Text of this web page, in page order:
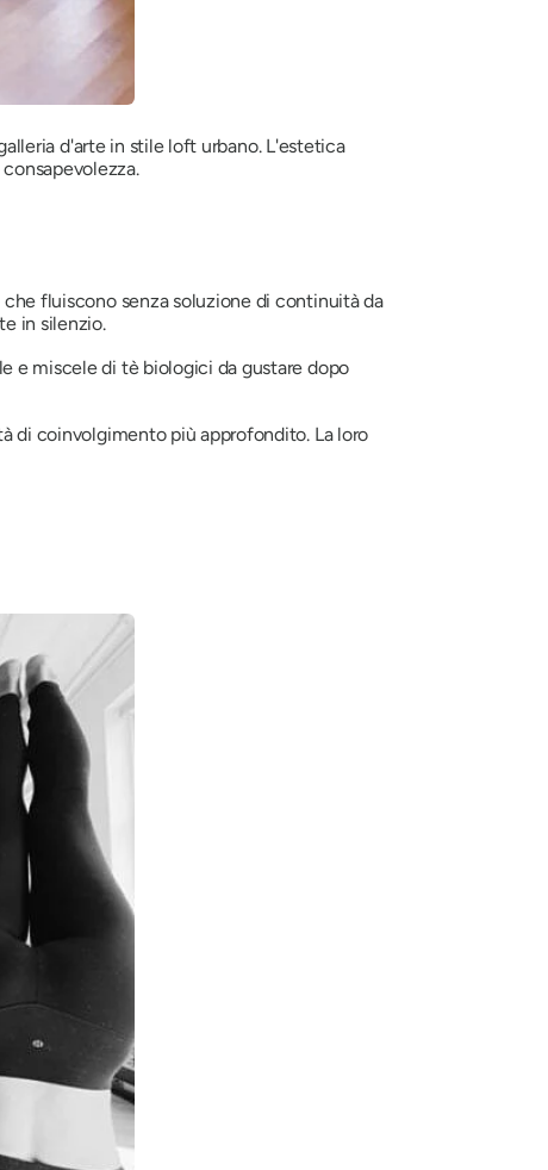
d'arte in stile loft urbano. L'estetica
fluiscono senza soluzione di continuità da
in silenzio.
e miscele di tè biologici da gustare dopo
di coinvolgimento più approfondito. La loro